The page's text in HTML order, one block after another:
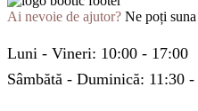
Ai nevoie de ajutor? Ne poți
Luni - Vineri: 10:00 - 17:00
Sâmbătă - Duminică: 11:30